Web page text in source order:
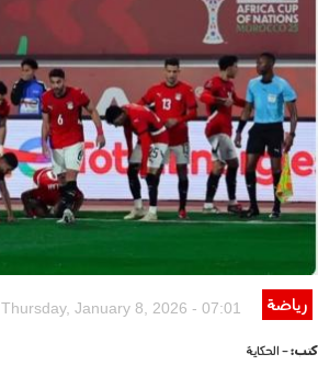
رياضة Thursday, January 8, 2026 - 07:01
كتب:- الحكاية